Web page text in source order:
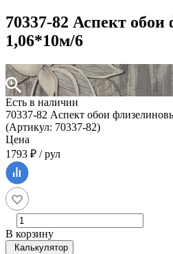
70337-82 Аспект
1,06*10м/6
Есть в наличии
70337-82 Аспект обои
(Артикул: 70337-82)
Цена
1793 ₽ / рул
В корзину
Калькулятор